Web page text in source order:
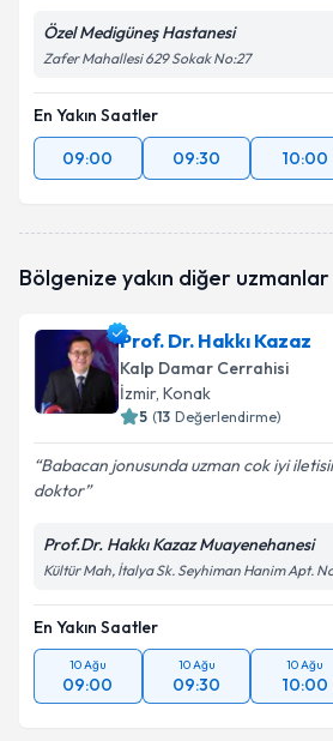
Özel Medigüneş Hastanesi
Zafer Mahallesi 629 Sokak No:27
En Yakın Saatler
09:00
09:30 10:00
Bölgenize yakın diğer uzmanlar
Prof. Dr. Hakkı Kazaz
Kalp Damar Cerrahisi
İzmir, Konak
5 (13 Değerlendirme)
Babacan jonusunda uzman cok iyi
doktor
Prof.Dr. Hakkı Kazaz Muayenehanesi
Kültür Mah, İtalya Sk. Seyhiman Hanim Apt.
En Yakın Saatler
10 Ağu
09:00
10 Ağu
09:30
10 Ağu
10:00